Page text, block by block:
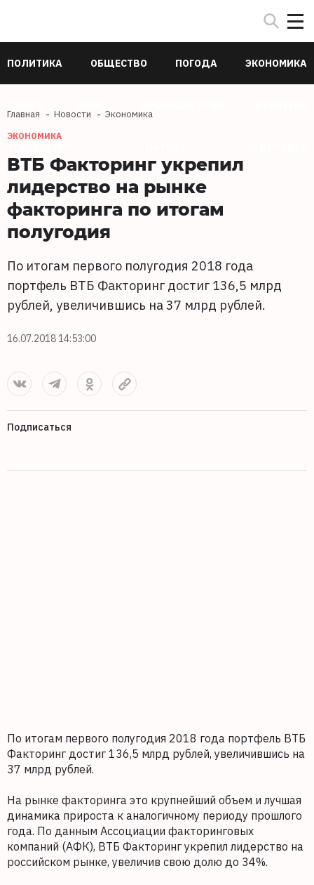
ПОЛИТИКА ОБЩЕСТВО ПОГОДА ЭКОНОМИКА
Главная Новости Экономика
ЭКОНОМИКА
ВТБ Факторинг укрепил
лидерство на рынке
факторинга по итогам
полугодия
По итогам первого полугодия 2018 года
портфель ВТБ Факторинг достиг 136,5 млрд
рублей, увеличившись на 37 млрд рублей.
16.07.2018 14:53:00
Подписаться
По итогам первого полугодия 2018 года портфель ВТБ
Факторинг достиг 136,5 млрд рублей, увеличившись на
37 млрд рублей.
На рынке факторинга это крупнейший объем и лучшая
динамика прироста к аналогичному периоду прошлого
года. По данным Ассоциации факторинговых
компаний (АФК), ВТБ Факторинг укрепил лидерство на
российском рынке, увеличив свою долю до 34%.